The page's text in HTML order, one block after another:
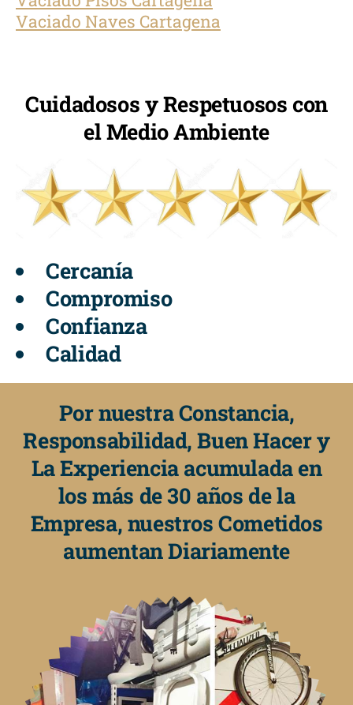
Vaciado Naves Cartagena
Cuidadosos y Respetuosos con
el Medio Ambiente
Cercanía
Compromiso
Confianza
Calidad
Por nuestra Constancia,
Responsabilidad, Buen Hacer y
La Experiencia acumulada en
los más de 30 años de la
Empresa, nuestros Cometidos
aumentan Diariamente